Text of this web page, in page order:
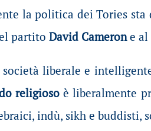
la politica dei Tories
partito David Camerone al
liberale e
religioso è liberalmente
indù, sikh e buddisti,